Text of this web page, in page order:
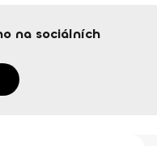
na sociálních